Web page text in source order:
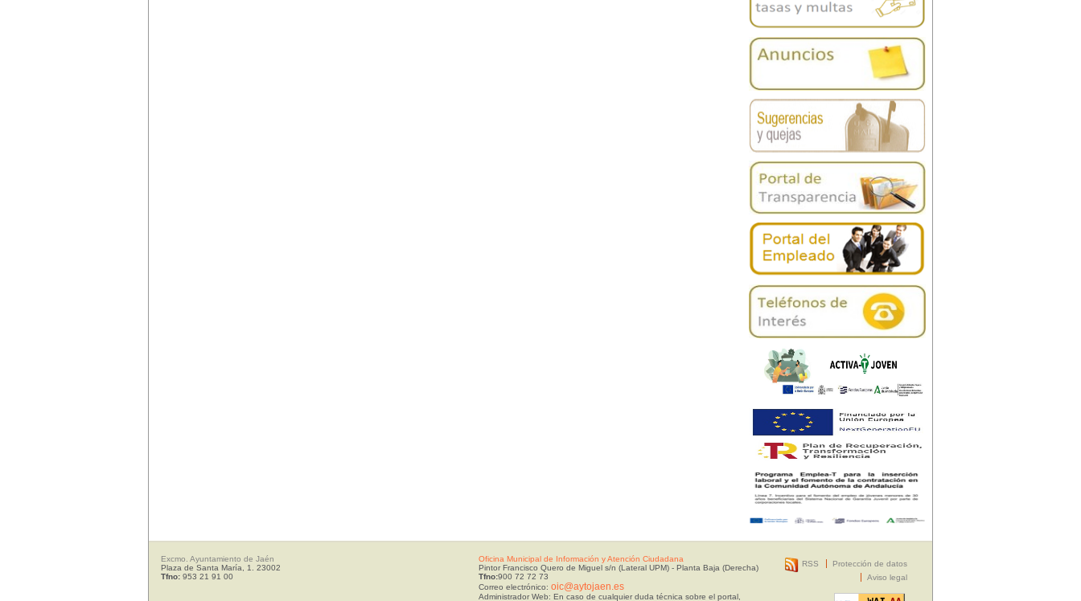
Excmo. Ayuntamiento de Jaén
Plaza de Santa María, 1. 23002
Tfno: 953 21 91 00
Oficina Municipal de Información y Atención Ciudadana
Pintor Francisco Quero de Miguel s/n (Lateral UPM) - Planta Baja (Derecha)
Tfno:900 72 72 73
Correo electrónico: oic@aytojaen.es
Administrador Web: En caso de cualquier duda técnica sobre el portal,
RSS
Protección de datos
Aviso legal